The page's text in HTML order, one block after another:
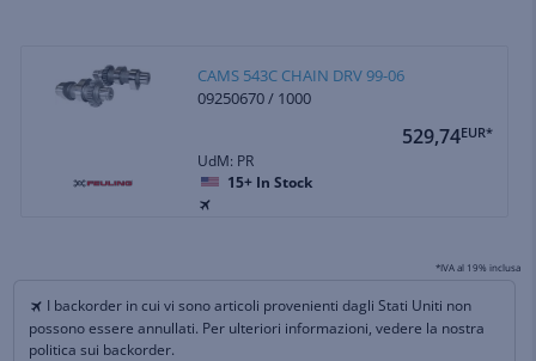
CAMS 543C CHAIN DRV 99-06
09250670 / 1000
529,74EUR*
UdM: PR
15+ In Stock
*IVA al 19% inclusa
I backorder in cui vi sono articoli provenienti dagli Stati Uniti non
possono essere annullati. Per ulteriori informazioni, vedere la nostra
politica sui backorder.